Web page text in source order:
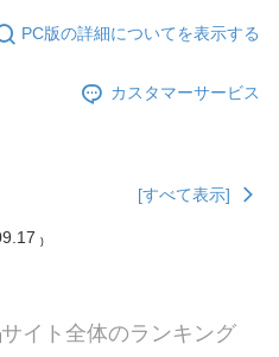
PC版の詳細についてを表示する
カスタマーサービス
[すべて表示]
₎
サイト全体のランキング